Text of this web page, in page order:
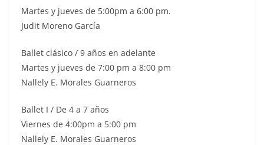
Martes y jueves de 5:00pm a 6:00 pm.
Judit Moreno García
Ballet clásico / 9 años en adelante
Martes y jueves de 7:00 pm a 8:00 pm
Nallely E. Morales Guarneros
Ballet I / De 4 a 7 años
Viernes de 4:00pm a 5:00 pm
Nallely E. Morales Guarneros